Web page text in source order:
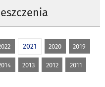
2021 2020 2019
2013 2012 2011